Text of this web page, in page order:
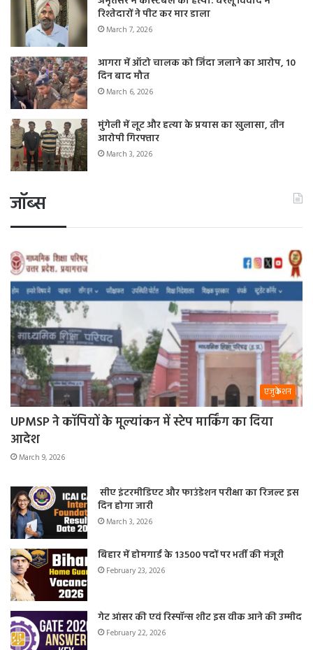
रिश्तेदारों ने पीट कर मार डाला
March 7, 2026
आगरा में ऑटो चालक को जिंदा जलाने का आरोप, 10
दिन बाद मौत
March 6, 2026
मुंगेली में लूट और हत्या के प्रयास का खुलासा, तीन
आरोपी गिरफ्तार
March 3, 2026
जॉब्स
एजुकेशन
UPMSP ने कॉपियों के मूल्यांकन में स्टेप मार्किंग का दिया
आदेश
March 9, 2026
सीए इंटरमीडिएट और फाउंडेशन परीक्षा का रिजल्ट इस
दिन होगा जारी
March 3, 2026
बिहार में होमगार्ड के 13500 पदों पर भर्ती की मंजूरी
February 23, 2026
गेट आंसर की एवं रिस्पॉन्स शीट इस वीक आने की उम्मीद
February 22, 2026